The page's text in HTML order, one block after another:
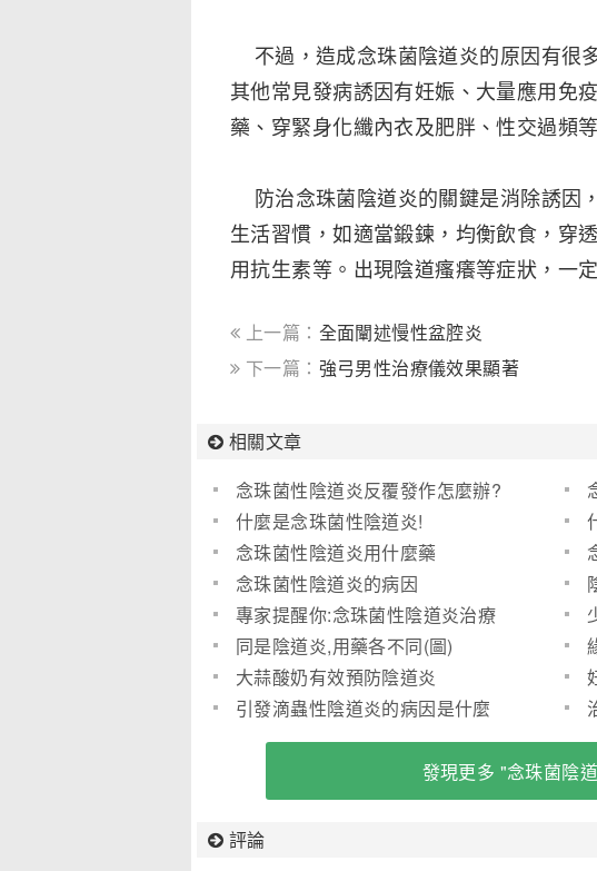
不過，造成念珠菌陰道炎的原因有很
其他常見發病誘因有妊娠、大量應用免
藥、穿緊身化纖內衣及肥胖、性交過頻
防治念珠菌陰道炎的關鍵是消除誘因
生活習慣，如適當鍛鍊，均衡飲食，穿
用抗生素等。出現陰道瘙癢等症狀，一
上一篇： 全面闡述慢性盆腔炎
下一篇： 強弓男性治療儀效果顯著
相關文章
念珠菌性陰道炎反覆發作怎麼辦?
什麼是念珠菌性陰道炎!
念珠菌性陰道炎用什麼藥
念珠菌性陰道炎的病因
珠
專家提醒你:念珠菌性陰道炎治療
不能一洗了之"
同是陰道炎,用藥各不同(圖)
大蒜酸奶有效預防陰道炎
引發滴蟲性陰道炎的病因是什麼
發現更多 "念珠菌陰
評論